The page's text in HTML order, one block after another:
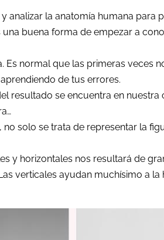
analizar la anatomía humana para
buena forma de empezar a
Es normal que las primeras veces
de tus errores.
resultado se encuentra en nuestra
solo se trata de representar la
y horizontales nos resultará de
verticales ayudan muchísimo a